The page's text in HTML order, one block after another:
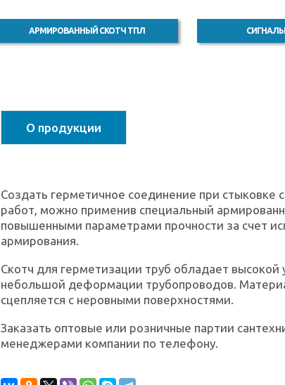
АРМИРОВАННЫЙ СКОТЧ ТПЛ
О продукции
Создать герметичное соединение при стыковке
работ, можно применив специальный
повышенными параметрами прочности за счет
армирования.
Скотч для герметизации труб обладает
небольшой деформации трубопроводов.
сцепляется с неровными поверхностями.
Заказать оптовые или розничные партии
менеджерами компании по телефону.